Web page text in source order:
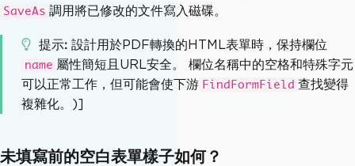
e
renderer.RenderHtmlAsPdf(form_html).Sa
veAs( "BasicForm.pdf")
("BasicForm.pdf")
SaveAs 調用將已修改的文件寫入磁碟。
提示 設計用於PDF轉換的HTML表單時，保持欄位
name 屬性簡短且URL安全。 欄位名稱中的空格和特殊字元
可以正常工作，但可能會使下游 FindFormField 查找變得
複雜化。)]
未填寫前的空白表單樣子如何？